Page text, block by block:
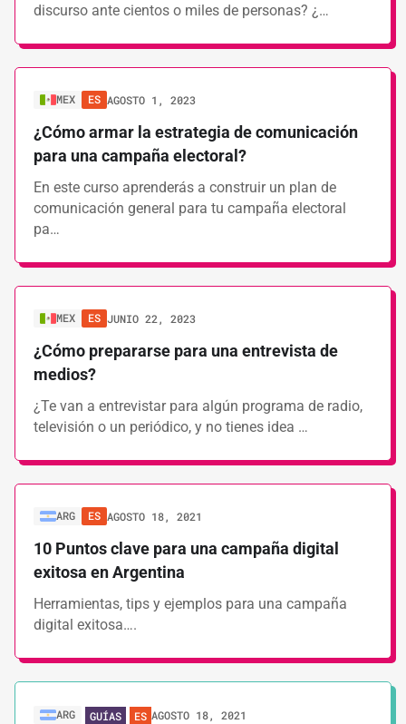
discurso ante cientos o miles de personas? ¿…
MEX ES AGOSTO 1, 2023
¿Cómo armar la estrategia de comunicación
para una campaña electoral?
En este curso aprenderás a construir un plan de
comunicación general para tu campaña electoral
pa…
MEX ES JUNIO 22, 2023
¿Cómo prepararse para una entrevista de
medios?
¿Te van a entrevistar para algún programa de radio,
televisión o un periódico, y no tienes idea …
ARG ES AGOSTO 18, 2021
10 Puntos clave para una campaña digital
exitosa en Argentina
Herramientas, tips y ejemplos para una campaña
digital exitosa….
ARG GUÍAS ES AGOSTO 18, 2021